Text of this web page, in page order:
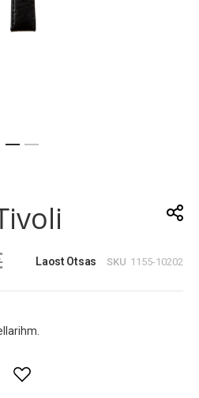
Laost Otsas SKU 1155-10202